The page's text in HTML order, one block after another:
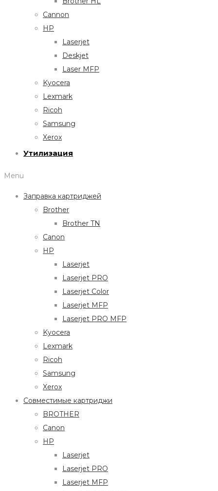
Cannon
HP
Laserjet
Deskjet
Laser MFP
Kyocera
Lexmark
Ricoh
Samsung
Xerox
Утилизация
Menu
Заправка картриджей
Brother
Brother TN
Canon
HP
Laserjet
Laserjet PRO
Laserjet Color
Laserjet MFP
Laserjet PRO MFP
Kyocera
Lexmark
Ricoh
Samsung
Xerox
Совместимые картриджи
BROTHER
Canon
HP
Laserjet
Laserjet PRO
Laserjet MFP